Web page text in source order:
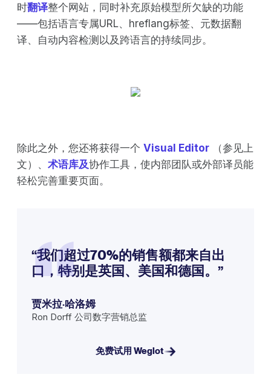
时翻译整个网站，同时补充原始模型所欠缺的功能
——包括语言专属URL、hreflang标签、元数据翻
译、自动内容检测以及跨语言的持续同步。
除此之外，您还将获得一个 Visual Editor （参见上
文）、 术语库及协作工具，使内部团队或外部译员能
轻松完善重要页面。
“我们超过70%的销售额都来自出
口，特别是英国、美国和德国。”
贾米拉·哈洛姆
Ron Dorff 公司数字营销总监
免费试用 Weglot
“